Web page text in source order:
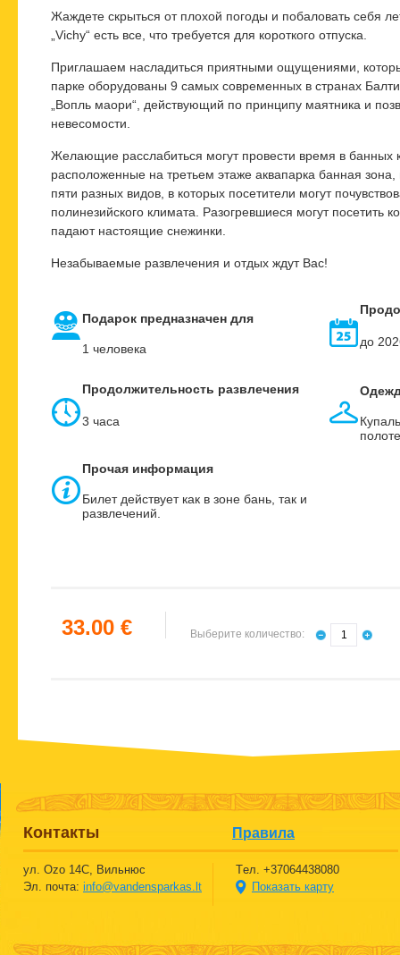
Жаждете скрыться от плохой погоды и побаловать себя
„Vichy“ есть все, что требуется для короткого отпуска.
Приглашаем насладиться приятными ощущениями,
парке оборудованы 9 самых современных в странах
„Вопль маори“, действующий по принципу маятника и
невесомости.
Желающие расслабиться могут провести время в банных
расположенные на третьем этаже аквапарка баннaя
пяти разных видов, в которых посетители могут
полинезийского климата. Разогревшиеся могут посетить
падают настоящие снежинки.
Незабываемые развлечения и отдых ждут Вас!
Подарок предназначен для
1 человека до
Продолжительность развлечения
3 часа
Прочая информация
Билет действует как в зоне бань, так и
развлечений.
33.00 € Выберите количество:
Контакты Правила
ул. Ozо 14C, Вильнюс
Эл. почта: info@vandensparkas.lt
Tел. +37064438080
Показать карту